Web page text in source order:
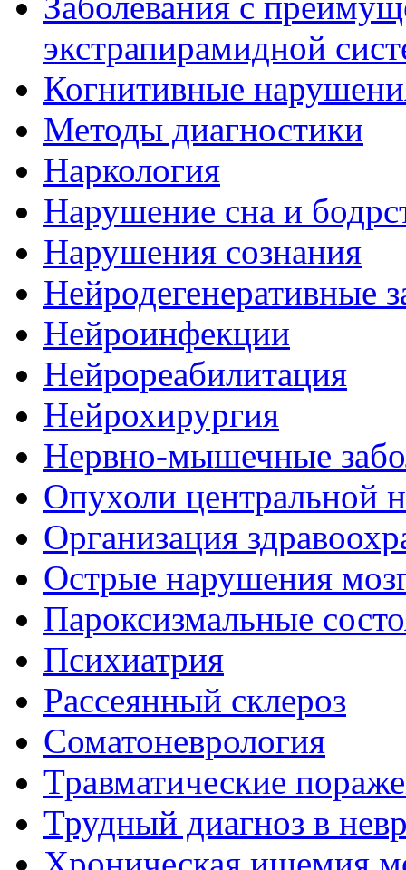
экстрапирамидной
Когнитивные
Методы диагностики
Наркология
Нарушение сна и
Нарушения сознания
Нейродегенеративные
Нейроинфекции
Нейрореабилитация
Нейрохирургия
Нервно-мышечные
Опухоли центральной
Организация
Острые нарушения
Пароксизмальные
Психиатрия
Рассеянный склероз
Соматоневрология
Травматические
Трудный диагноз в